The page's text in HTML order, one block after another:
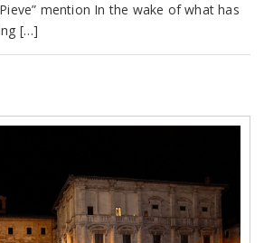
mention In the wake of what has
[…]